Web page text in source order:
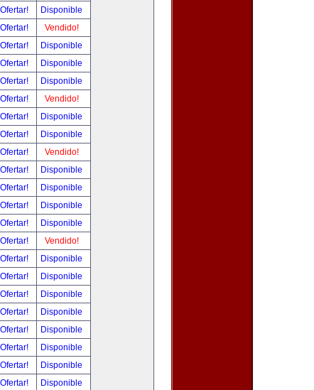
Ofertar!
Disponible
Ofertar!
Vendido!
Ofertar!
Disponible
Ofertar!
Disponible
Ofertar!
Disponible
Ofertar!
Vendido!
Ofertar!
Disponible
Ofertar!
Disponible
Ofertar!
Vendido!
Ofertar!
Disponible
Ofertar!
Disponible
Ofertar!
Disponible
Ofertar!
Disponible
Ofertar!
Vendido!
Ofertar!
Disponible
Ofertar!
Disponible
Ofertar!
Disponible
Ofertar!
Disponible
Ofertar!
Disponible
Ofertar!
Disponible
Ofertar!
Disponible
Ofertar!
Disponible